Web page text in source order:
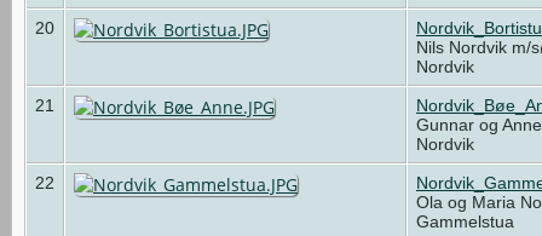
20
Nils Nordvik m/
Nordvik
21
Gunnar og
Nordvik
22
Ola og Maria
Gammelstua